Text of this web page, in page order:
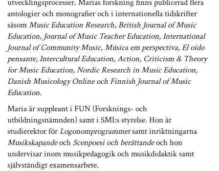
utvecklingsprocesser. Marias forskning finns publicerad flera
antologier och monografier och i internationella tidskrifter
såsomMusic Education Research, British Journal of Music
Education, Journal of Music Teacher Education, International
Journal of Community Music, Música em perspectiva, El oído
pensante, Intercultural Education, Action, Criticism & Theory
for Music Education, Nordic Research in Music Education,
Danish Musicology Online och Finnish Journal of Music
Education.
Maria är suppleant i FUN (Forsknings- och
utbildningsnämnden) samt i SMI:s styrelse. Hon är
studierektor förLogonomprogrammetsamt inriktningarna
Musikskapandeoch Scenpoesi och berättandeoch hon
undervisar inom musikpedagogik och musikdidaktik samt
självständigt examensarbete.